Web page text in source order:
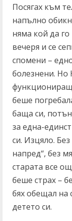
Посягах към
напълно
няма кой да
вечеря и се
спомени –
болезнени.
функциониращ
беше
баща си,
за една-
си. Изцяло.
напред“, без
старата все
беше страх –
бях обещал на
детето си.